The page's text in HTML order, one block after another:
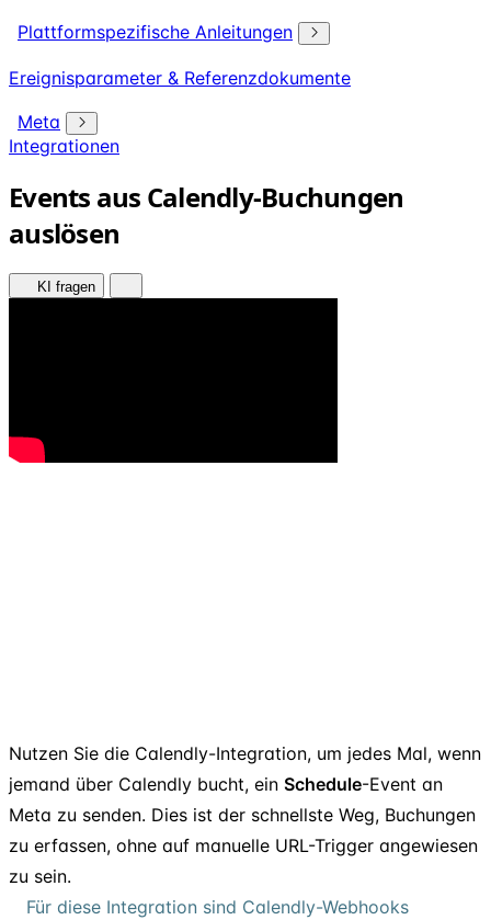
Plattformspezifische Anleitungen
Ereignisparameter & Referenzdokumente
Meta
Integrationen
Events aus Calendly-Buchungen
auslösen
KI fragen
Nutzen Sie die Calendly-Integration, um jedes Mal, wenn
jemand über Calendly bucht, ein Schedule-Event an
Meta zu senden. Dies ist der schnellste Weg, Buchungen
zu erfassen, ohne auf manuelle URL-Trigger angewiesen
zu sein.
Für diese Integration sind Calendly-Webhooks